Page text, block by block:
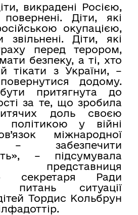
викрадені Росією,
Діти, які
окупацією,
звільнені. Діти, які
перед терором,
безпеку, а ті, хто
тікати з України, –
додому.
притягнута до
за те, що зробила
доль своєю
політикою у війні
міжнародної
– забезпечити
– підсумувала
представниця
секретаря Ради
ситуації
Тордис Кольбрун